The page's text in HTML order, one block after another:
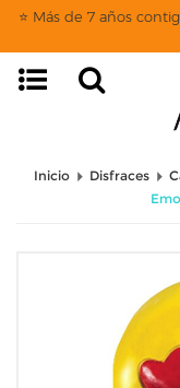
⭐ Más de 7 años
Inicio Disfraces